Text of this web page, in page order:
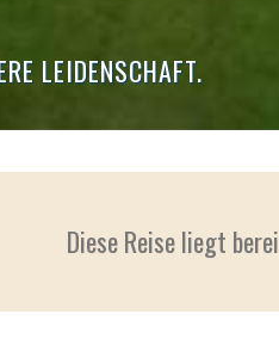
LEIDENSCHAFT.
Diese Reise liegt